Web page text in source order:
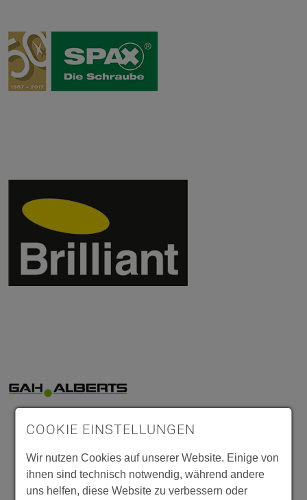
COOKIE EINSTELLUNGEN
Wir nutzen Cookies auf unserer Website. Einige von
ihnen sind technisch notwendig, während andere
uns helfen, diese Website zu verbessern oder